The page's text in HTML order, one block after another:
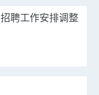
聘工作安排调整